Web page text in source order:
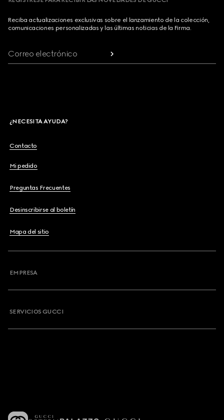
Reciba actualizaciones exclusivas sobre el lanzamiento de la colección,
comunicaciones personalizadas y las últimas noticias de la Firma.
Correo electrónico
¿NECESITA AYUDA?
Contacto
Mi pedido
Preguntas Frecuentes
Desinscribirse al boletín
Mapa del sitio
EMPRESA
SERVICIOS GUCCI